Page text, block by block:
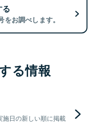
お調べします。
る情報
日の新しい順に掲載